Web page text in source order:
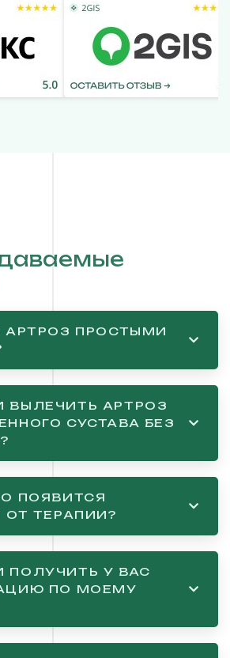
АРТРОЗ ПРОСТЫМИ
АРТРОЗ
СУСТАВА БЕЗ
ПОЯВИТСЯ
ОТ ТЕРАПИИ?
У ВАС
ПО МОЕМУ